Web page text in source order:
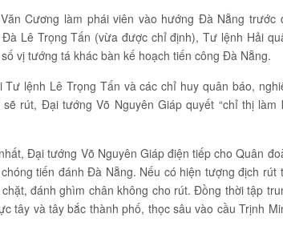
Cương làm phái viên vào hướng Đà Nẵng trước
Lê Trọng Tấn (vừa được chỉ định), Tư lệnh Hải
vị tướng tá khác bàn kế hoạch tiến công Đà Nẵng.
lệnh Lê Trọng Tấn và các chỉ huy quân báo,
rút, Đại tướng Võ Nguyên Giáp quyết “chỉ thị làm
Đại tướng Võ Nguyên Giáp điện tiếp cho Quân
tiến đánh Đà Nẵng. Nếu có hiện tượng địch rút
đánh ghìm chân không cho rút. Đồng thời tập
tây và tây bắc thành phố, thọc sâu vào cầu Trịnh